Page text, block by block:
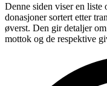
Denne siden viser en
donasjoner sortert etter
øverst. Den gir detaljer
mottok og de respektive